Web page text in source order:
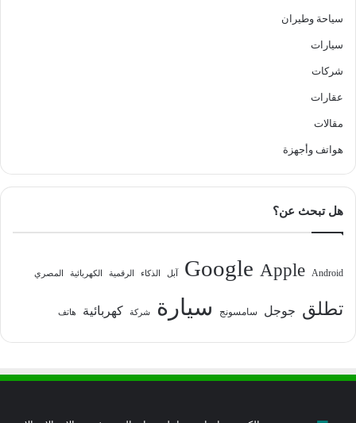
سياحة وطيران
سيارات
شركات
عقارات
مقالات
هواتف وأجهزة
هل تبحث عن؟
Android
Apple
Google آبل الذكاء الرقمية الكهربائية المصري
تطلق جوجل سامسونج سيارة شركة كهربائية هاتف